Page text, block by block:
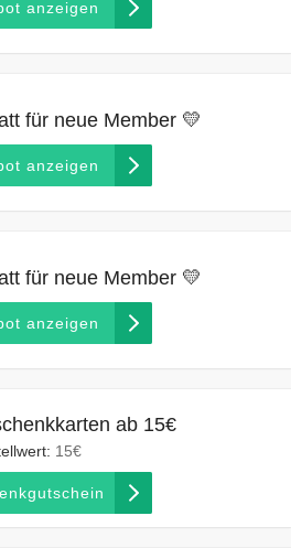
anzeigen
für neue Member 💛
anzeigen
für neue Member 💛
anzeigen
ab 15€
15€